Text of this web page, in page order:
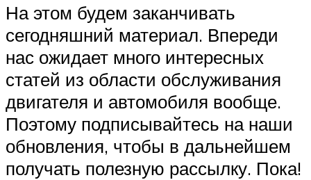
На этом будем заканчивать
сегодняшний материал. Впереди
нас ожидает много интересных
статей из области обслуживания
двигателя и автомобиля вообще.
Поэтому подписывайтесь на наши
обновления, чтобы в дальнейшем
получать полезную рассылку. Пока!